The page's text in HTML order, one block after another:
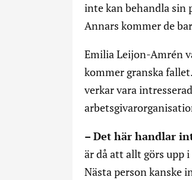
inte kan behandla sin
Annars kommer de
Emilia Leijon-Amrén
kommer granska
verkar vara
– Det här handlar
är då att allt görs upp
Nästa person kanske